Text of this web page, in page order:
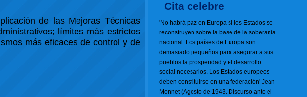
Cita celebre
'No habrá paz en Europa si los Estados se
reconstruyen sobre la base de la soberanía
nacional. Los países de Europa son
demasiado pequeños para asegurar a sus
pueblos la prosperidad y el desarrollo
social necesarios. Los Estados europeos
deben constituirse en una federación' Jean
Monnet (Agosto de 1943. Discurso ante el
de las Mejoras Técnicas
límites más estrictos
más eficaces de control y de